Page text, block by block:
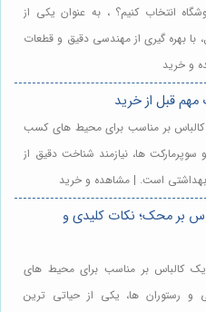
انتخاب کنیم؟ ، به عنوان یکی از
با بهره گیری از مهندسی دقیق و قطعات
و خرید
قبل از خرید
کالباس بر مناسب برای محیط های کسب
سوپرمارکت ها، نیازمند شناخت دقیق از
است. | مشاهده و خرید
بر محک؛ نکات کلیدی و
یک کالباس بر مناسب برای محیط های
و رستوران ها، یکی از حیاتی ترین